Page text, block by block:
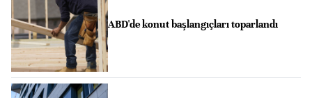
ABD'de konut başlangıçları toparlandı